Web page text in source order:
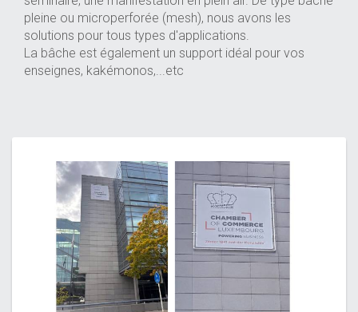
pleine ou microperforée (mesh), nous avons les
solutions pour tous types d'applications.
La bâche est également un support idéal pour vos
enseignes, kakémonos,...etc